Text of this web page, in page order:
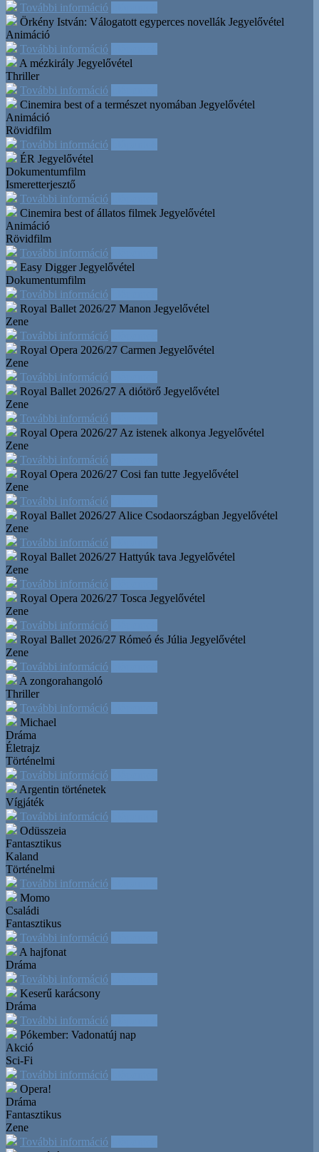
További információ
Örkény István: Válogatott egyperces novellák Jegyelővétel
Animáció
További információ
A mézkirály Jegyelővétel
Thriller
További információ
Cinemira best of a természet nyomában Jegyelővétel
Animáció
Rövidfilm
További információ
ÉR Jegyelővétel
Dokumentumfilm
Ismeretterjesztő
További információ
Cinemira best of állatos filmek Jegyelővétel
Animáció
Rövidfilm
További információ
Easy Digger Jegyelővétel
Dokumentumfilm
További információ
Royal Ballet 2026/27 Manon Jegyelővétel
Zene
További információ
Royal Opera 2026/27 Carmen Jegyelővétel
Zene
További információ
Royal Ballet 2026/27 A diótörő Jegyelővétel
Zene
További információ
Royal Opera 2026/27 Az istenek alkonya Jegyelővétel
Zene
További információ
Royal Opera 2026/27 Cosi fan tutte Jegyelővétel
Zene
További információ
Royal Ballet 2026/27 Alice Csodaországban Jegyelővétel
Zene
További információ
Royal Ballet 2026/27 Hattyúk tava Jegyelővétel
Zene
További információ
Royal Opera 2026/27 Tosca Jegyelővétel
Zene
További információ
Royal Ballet 2026/27 Rómeó és Júlia Jegyelővétel
Zene
További információ
A zongorahangoló
Thriller
További információ
Michael
Dráma
Életrajz
Történelmi
További információ
Argentin történetek
Vígjáték
További információ
Odüsszeia
Fantasztikus
Kaland
Történelmi
További információ
Momo
Családi
Fantasztikus
További információ
A hajfonat
Dráma
További információ
Keserű karácsony
Dráma
További információ
Pókember: Vadonatúj nap
Akció
Sci-Fi
További információ
Opera!
Dráma
Fantasztikus
Zene
További információ